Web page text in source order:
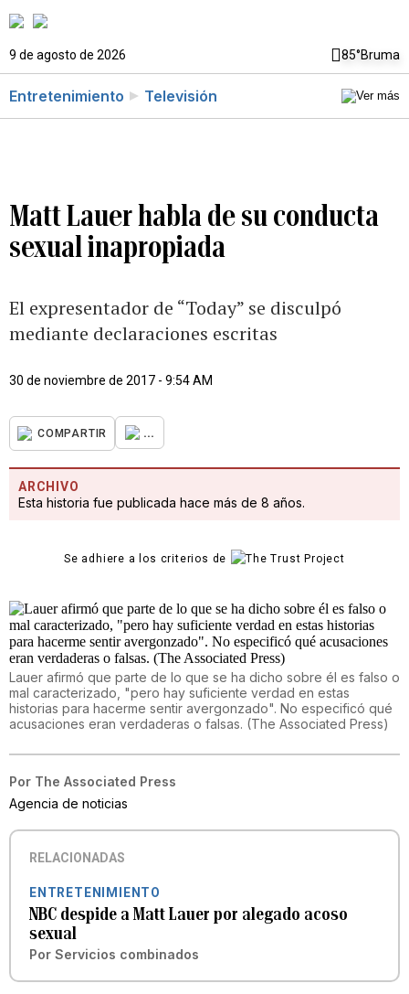
9 de agosto de 2026 85°Bruma
Entretenimiento Televisión
Matt Lauer habla de su conducta
sexual inapropiada
El expresentador de “Today” se disculpó
mediante declaraciones escritas
30 de noviembre de 2017 - 9:54 AM
COMPARTIR ...
ARCHIVO
Esta historia fue publicada hace más de 8 años.
Se adhiere a los criterios de
Lauer afirmó que parte de lo que se ha dicho sobre él es falso o
mal caracterizado, "pero hay suficiente verdad en estas
historias para hacerme sentir avergonzado". No especificó qué
acusaciones eran verdaderas o falsas. (The Associated Press)
Por The Associated Press
Agencia de noticias
RELACIONADAS
ENTRETENIMIENTO
NBC despide a Matt Lauer por alegado acoso
sexual
Por Servicios combinados